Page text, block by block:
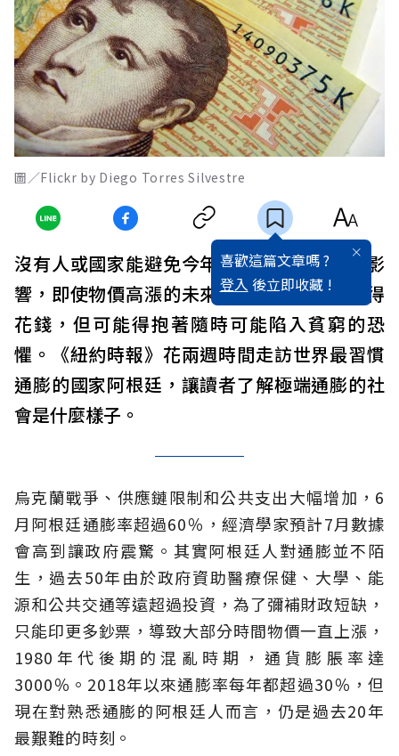
圖／Flickr by Diego Torres Silvestre
喜歡這篇文章嗎 ?
登入 後立即收藏 !
沒有人或國家能避免今年席捲全球的高通膨影
響，即使物價高漲的未來令人擔憂，人們仍得
花錢，但可能得抱著隨時可能陷入貧窮的恐
懼。《紐約時報》花兩週時間走訪世界最習慣
通膨的國家阿根廷，讓讀者了解極端通膨的社
會是什麼樣子。
烏克蘭戰爭、供應鏈限制和公共支出大幅增加，6
月阿根廷通膨率超過60％，經濟學家預計7月數據
會高到讓政府震驚。其實阿根廷人對通膨並不陌
生，過去50年由於政府資助醫療保健、大學、能
源和公共交通等遠超過投資，為了彌補財政短缺，
只能印更多鈔票，導致大部分時間物價一直上漲，
1980年代後期的混亂時期，通貨膨脹率達
3000％。2018年以來通膨率每年都超過30％，但
現在對熟悉通膨的阿根廷人而言，仍是過去20年
最艱難的時刻。